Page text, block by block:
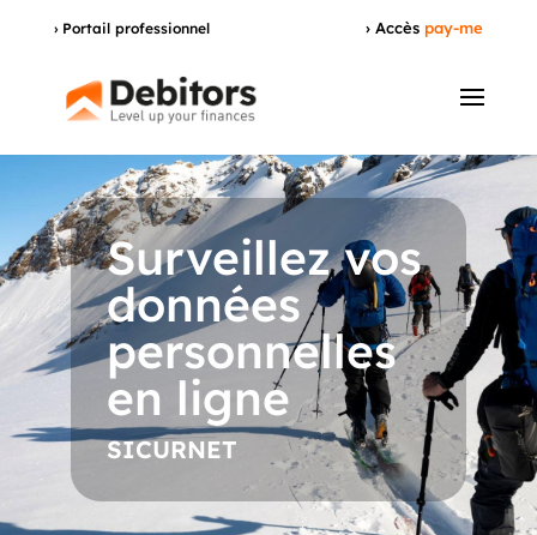
› Portail professionnel › Accès pay-me
Surveillez vos
données
personnelles
en ligne
SICURNET